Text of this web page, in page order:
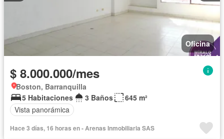
Oficina
$ 8.000.000/mes
Boston, Barranquilla
5 Habitaciones
3 Baños
645 m²
Vista panorámica
Hace 3 días, 16 horas en - Arenas Inmobiliaria SAS